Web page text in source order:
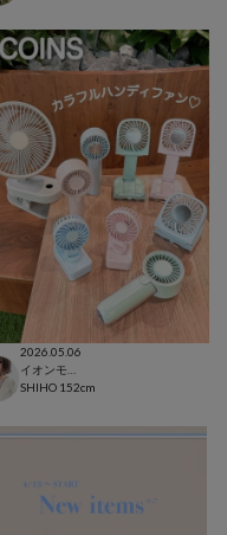
2026.05.06
SHIHO 152cm